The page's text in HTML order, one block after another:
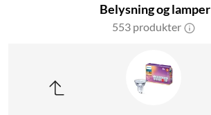
Belysning og lamper
553 produkter